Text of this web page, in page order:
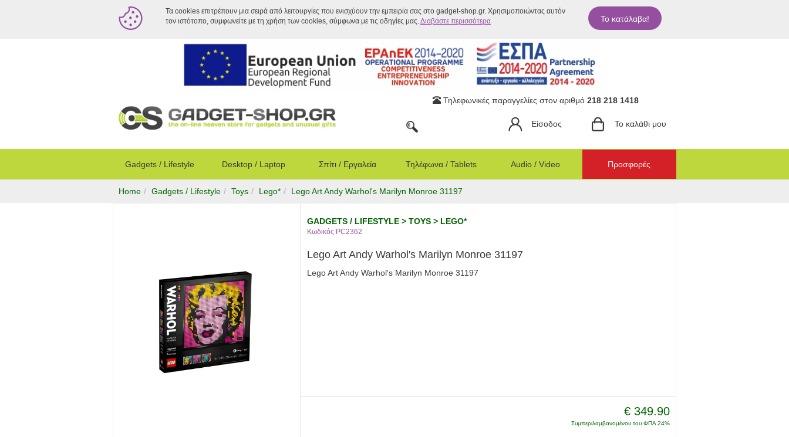
Τα cookies επιτρέπουν μια σειρά από λειτουργίες που ενισχύουν την εμπειρία σας στο gadget-shop.gr. Χρησιμοποιώντας αυτόν
τον ιστότοπο, συμφωνείτε με τη χρήση των cookies, σύμφωνα με τις οδηγίες μας.Διαβάστε περισσότερα Το κατάλαβα!
Τηλεφωνικές παραγγελίες στον αριθμό 218 218 1418
Είσοδος Το καλάθι μου
Gadgets / Lifestyle Desktop / Laptop Σπίτι / Εργαλεία Τηλέφωνα / Tablets Audio / Video Προσφορές
Home Gadgets / Lifestyle Toys Lego* Lego Art Andy Warhol's Marilyn Monroe 31197
GADGETS / LIFESTYLE > TOYS > LEGO*
Κωδικός PC2362
Lego Art Andy Warhol's Marilyn Monroe 31197
Lego Art Andy Warhol's Marilyn Monroe 31197
€ 349.90
Συμπεριλαμβανομένου του ΦΠΑ 24%